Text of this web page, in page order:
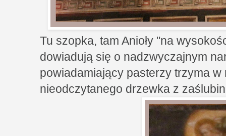
Tu szopka, tam Anioły "na
dowiadują się o nadzwyczajnym
powiadamiający pasterzy trzyma
nieodczytanego drzewka z